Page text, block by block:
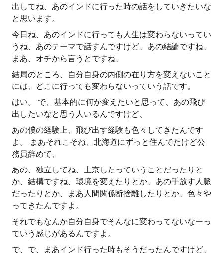
出してね、あのインドに行った時の話をしていきたいな
と思います。
今日ね、あのインドに行っても人生は変わらないってい
うね、あのテーマで話すんですけど、あの結論ですね、
まあ、オチから言うとですね、
結局のところ、自分自身の内側の在り方を変えないこと
には、どこに行っても変わらないっていう話です。
はい。 で、基本的に何か変えたいと思って、あの飛び
出したいなと思う人いるんですけど、
あの僕の経験上、飛び出す経験も色々してきたんです
よ。 まあそれこそね、北海道にずっと住んでたけど公
務員辞めて、
あの、独立してね、上京したっていうことだったりと
か、結構ですね、環境を変えたりとか、あの手放す人脈
だったりとか、まあ人間関係断捨離したりとか、色々や
ってきたんですよ。
それでもなんか自分自身でそんなに変わってないなーっ
ていう感じがあるんですよ。
で、で、まあインド行った時もそうだったんですけど、